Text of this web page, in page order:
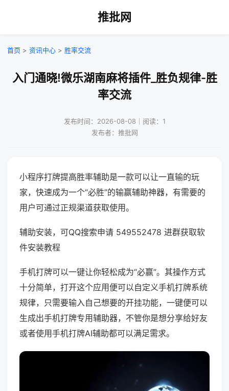
推批网
首页 > 资讯中心 > 胜率交流
入门通晓!微乐湖南麻将插件_胜负规律-胜
率交流
发布时间：2026-08-08｜阅读：1
发布者：推批网
小程序打牌提高胜率辅助是一款可以让一直输的玩
家，快速成为一个“必胜”的输赢辅助神器，有需要的
用户可通过正规渠道获取使用。
辅助安装，可QQ搜索申请 549552478 进群获取软
件安装教程
手机打牌可以一键让你轻松成为“必赢”。其操作方式
十分简单，打开这个应用便可以自定义手机打牌系统
规律，只需要输入自己想要的开挂功能，一键便可以
生成出手机打牌专用辅助器，不管你是想分享给好友
或者使用手机打牌AI辅助都可以满足需求。